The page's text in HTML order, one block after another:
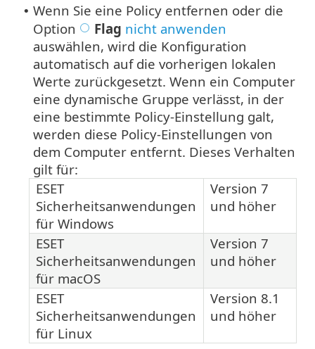
• Wenn Sie eine Policy entfernen oder die
Option
Flag nicht anwenden
auswählen, wird die Konfiguration
automatisch auf die vorherigen lokalen
Werte zurückgesetzt. Wenn ein Computer
eine dynamische Gruppe verlässt, in der
eine bestimmte Policy-Einstellung galt,
werden diese Policy-Einstellungen von
dem Computer entfernt. Dieses Verhalten
gilt für:
ESET
Sicherheitsanwendungen
für Windows
Version 7
und höher
ESET
Sicherheitsanwendungen
für macOS
Version 7
und höher
ESET
Sicherheitsanwendungen
für Linux
Version 8.1
und höher